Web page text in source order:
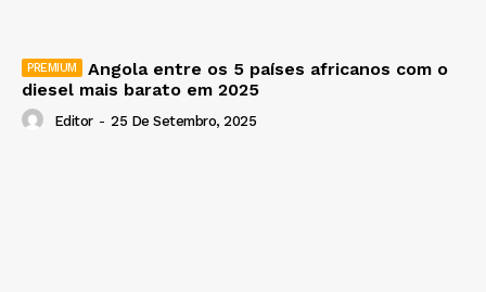
Angola entre os 5 países africanos com o
diesel mais barato em 2025
Editor - 25 De Setembro, 2025